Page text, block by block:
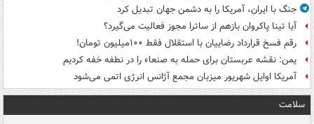
جنگ با ایران، آمریکا را به دشمن جهان تبدیل کرد
آیا تینا پاکروان بازهم از ساترا مجوز فعالیت می‌گیرد؟
رقم فسخ قرارداد رضاییان با استقلال فقط ۱۰۰میلیون تومان!
یمن: نقشه عربستان برای حمله به صنعاء را در نطفه خفه کردیم
آمریکا اوایل شهریور میزبان مجمع آژانس انرژی اتمی می‌شود
سلامت